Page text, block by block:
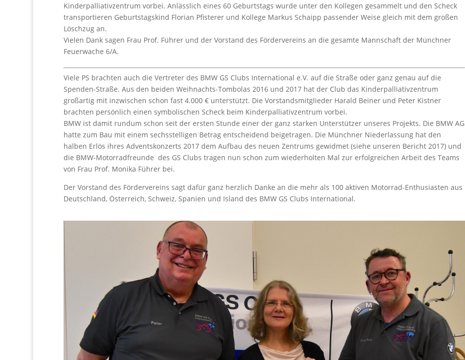
Kinderpalliativzentrum vorbei. Anlässlich eines 60 Geburtstags wurde unter den Kollegen gesammelt und den Scheck
transportieren Geburtstagskind Florian Pfisterer und Kollege Markus Schaipp passender Weise gleich mit dem großen
Löschzug an.
Vielen Dank sagen Frau Prof. Führer und der Vorstand des Fördervereins an die gesamte Mannschaft der Münchner
Feuerwache 6/A.
Viele PS brachten auch die Vertreter des BMW GS Clubs International e.V. auf die Straße oder ganz genau auf die
Spenden-Straße. Aus den beiden Weihnachts-Tombolas 2016 und 2017 hat der Club das Kinderpalliativzentrum
großartig mit inzwischen schon fast 4.000 € unterstützt. Die Vorstandsmitglieder Harald Beiner und Peter Kistner
brachten persönlich einen symbolischen Scheck beim Kinderpalliativzentrum vorbei.
BMW ist damit rundum schon seit der ersten Stunde einer der ganz starken Unterstützer unseres Projekts. Die BMW AG
hatte zum Bau mit einem sechsstelligen Betrag entscheidend beigetragen. Die Münchner Niederlassung hat den
halben Erlös ihres Adventskonzerts 2017 dem Aufbau des neuen Zentrums gewidmet (siehe unseren Bericht 2017) und
die BMW-Motorradfreunde des GS Clubs tragen nun schon zum wiederholten Mal zur erfolgreichen Arbeit des Teams
von Frau Prof. Monika Führer bei.
Der Vorstand des Fördervereins sagt dafür ganz herzlich Danke an die mehr als 100 aktiven Motorrad-Enthusiasten aus
Deutschland, Österreich, Schweiz, Spanien und Island des BMW GS Clubs International.